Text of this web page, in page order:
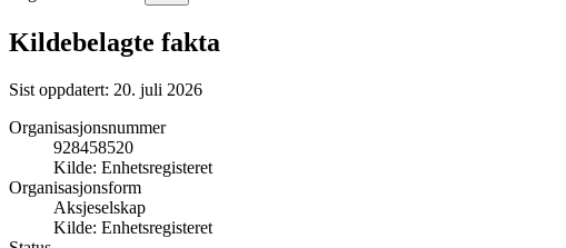
Kildebelagte fakta
Sist oppdatert: 20. juli 2026
Organisasjonsnummer
928458520
Kilde: Enhetsregisteret
Organisasjonsform
Aksjeselskap
Kilde: Enhetsregisteret